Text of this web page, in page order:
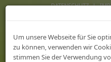
DATENSCHUTZ
heilWESEN
Um unsere Webseite für Sie
zu können, verwenden wir
stimmen Sie der Verwendung